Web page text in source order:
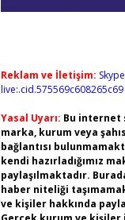
Reklam ve İletişim:
live:.cid.575569c608265c69
Yasal Uyarı: Bu internet
marka, kurum veya
bağlantısı
kendi hazırladığımız
paylaşılmaktadır.
haber niteliği
ve kişiler hakkında